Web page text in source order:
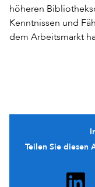
höheren
Kenntnissen und
dem Arbeitsmarkt
Teilen Sie